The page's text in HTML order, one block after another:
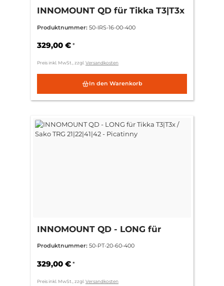
INNOMOUNT QD für Tikka T3|T3x
Produktnummer: 50-IRS-16-00-400
329,00 € *
Preis inkl. MwSt., zzgl. Versandkosten
In den Warenkorb
INNOMOUNT QD - LONG für
21|22|41|42 - Picatinny
Produktnummer: 50-PT-20-60-400
329,00 € *
Preis inkl. MwSt., zzgl. Versandkosten